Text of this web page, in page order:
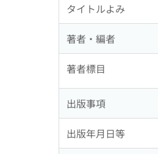
タイトルよみ
著者・編者
著者標目
出版事項
出版年月日等